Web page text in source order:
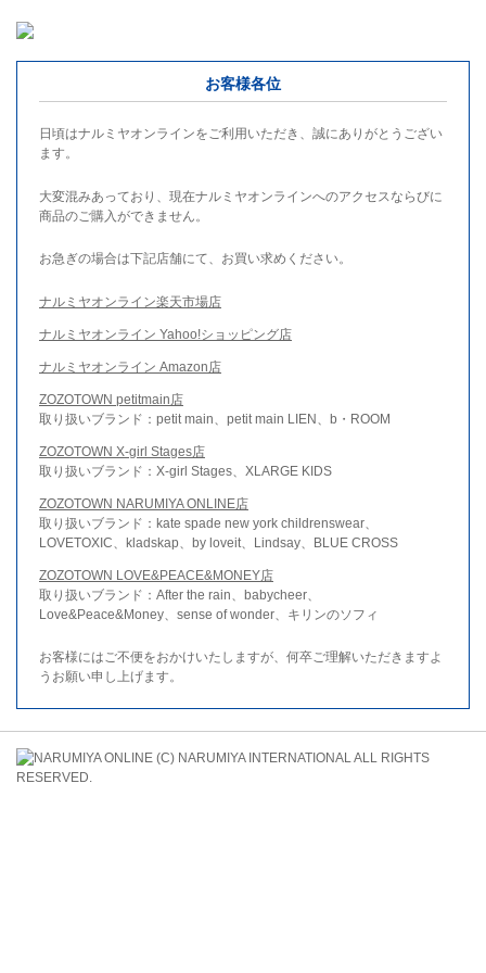
お客様各位
日頃はナルミヤオンラインをご利用いただき、誠にありがとうござい
ます。
大変混みあっており、現在ナルミヤオンラインへのアクセスならびに
商品のご購入ができません。
お急ぎの場合は下記店舗にて、お買い求めください。
ナルミヤオンライン楽天市場店
ナルミヤオンライン Yahoo!ショッピング店
ナルミヤオンライン Amazon店
ZOZOTOWN petitmain店
取り扱いブランド：petit main、petit main LIEN、b・ROOM
ZOZOTOWN X-girl Stages店
取り扱いブランド：X-girl Stages、XLARGE KIDS
ZOZOTOWN NARUMIYA ONLINE店
取り扱いブランド：kate spade new york childrenswear、
LOVETOXIC、kladskap、by loveit、Lindsay、BLUE CROSS
ZOZOTOWN LOVE&PEACE&MONEY店
取り扱いブランド：After the rain、babycheer、
Love&Peace&Money、sense of wonder、キリンのソフィ
お客様にはご不便をおかけいたしますが、何卒ご理解いただきますよ
うお願い申し上げます。